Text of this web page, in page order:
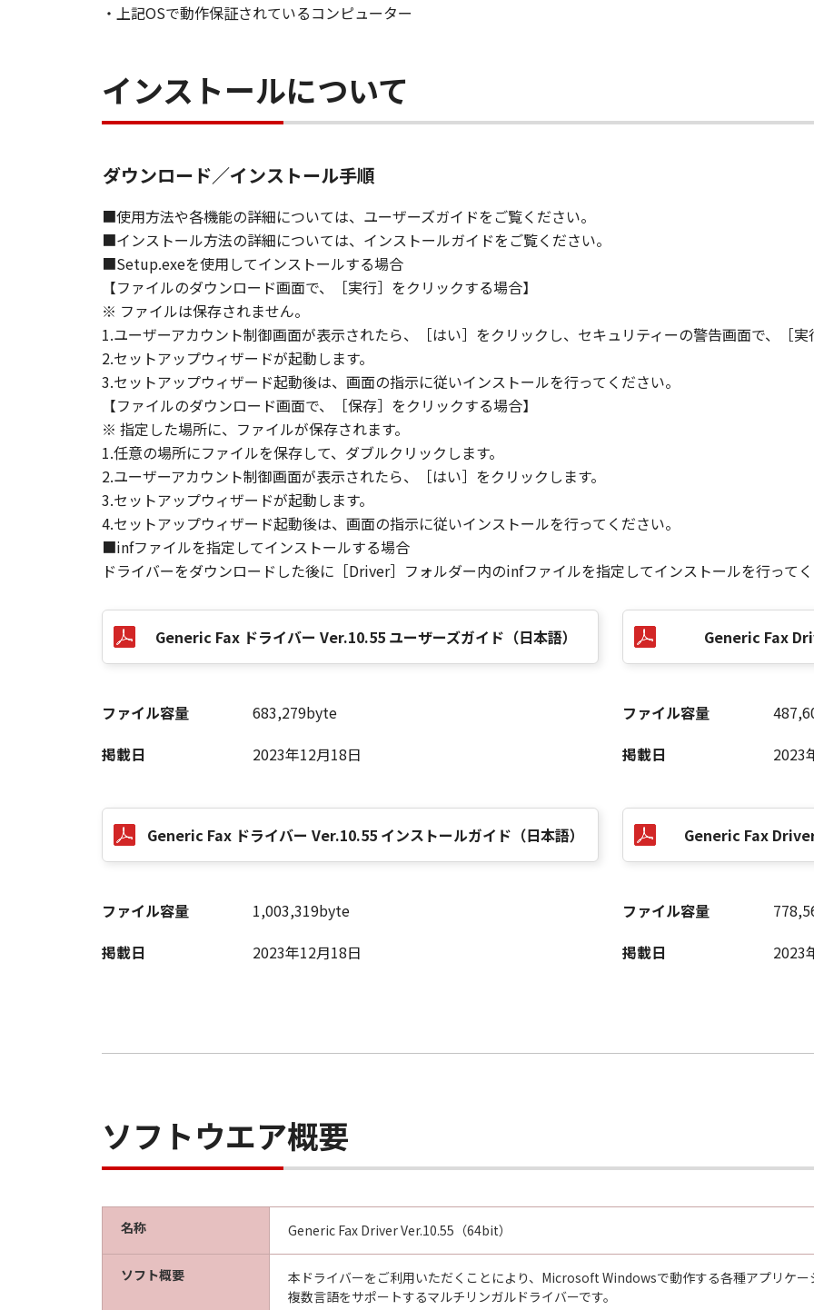
８．契約期間
(2) お客様は、「本ソフトウェア」およびその複製物のすべてを廃棄および消去することにより、本
す。
(3) お客様が本契約書のいずれかの条項に違反した場合、本契約書は直ちに終了します。
るものとします。
(5) 上記にかかわらず、本契約書第2条、第4条から第7条まで、第8条第4項および第10条の規定は、
す。
９．U.S. GOVERNMENT RESTRICTED RIGHTS NOTICE
“米国政府エンドユーザー”とは、米国政府の機関また団体を意味します。もしお客様が米国政府エ
が適用されます：The SOFTWARE is a "commercial item," as that term is defined at 48 C.F.R.
"commercial computer software" and "commercial computer software documentation," as such
(Sept 1995). Consistent with 48 C.F.R. 12.212 and 48 C.F.R. 227.7202-1 through 227.7202-4
Users shall acquire the SOFTWARE with only those rights set forth herein. The manufacturer is
chome, Ohta-ku, Tokyo 146-8501, Japan.
本条項中で使用される"the SOFTWARE"とは、本契約書中で定義される「本ソフトウェア」を意味
10．分離可能性
本契約書のいずれかの条項またはその一部が法律により無効であると決定された場合でも、その他
します。
以 上
No. I010G020484
・上記OSで動作保証されているコンピューター
インストールについて
ダウンロード／インストール手順
■使用方法や各機能の詳細については、ユーザーズガイドをご覧ください。
■インストール方法の詳細については、インストールガイドをご覧ください。
■Setup.exeを使用してインストールする場合
【ファイルのダウンロード画面で、［実行］をクリックする場合】
※ ファイルは保存されません。
1.ユーザーアカウント制御画面が表示されたら、［はい］をクリックし、セキュリティーの警告画面で、［実
2.セットアップウィザードが起動します。
3.セットアップウィザード起動後は、画面の指示に従いインストールを行ってください。
【ファイルのダウンロード画面で、［保存］をクリックする場合】
※ 指定した場所に、ファイルが保存されます。
1.任意の場所にファイルを保存して、ダブルクリックします。
2.ユーザーアカウント制御画面が表示されたら、［はい］をクリックします。
3.セットアップウィザードが起動します。
4.セットアップウィザード起動後は、画面の指示に従いインストールを行ってください。
■infファイルを指定してインストールする場合
ドライバーをダウンロードした後に［Driver］フォルダー内のinfファイルを指定してインストールを行ってく
Generic Fax ドライバー Ver.10.55 ユーザーズガイド（日本語）
ファイル容量
683,279byte
掲載日
2023年12月18日
Generic Fax
ファイル容量
掲載日
2023
Generic Fax ドライバー Ver.10.55 インストールガイド（日本語）
ファイル容量
1,003,319byte
掲載日
2023年12月18日
Generic Fax
ファイル容量
掲載日
2023
ソフトウエア概要
名称 Generic Fax Driver Ver.10.55（64bit）
ソフト概要
本ドライバーをご利用いただくことにより、Microsoft Windowsで動作する各種アプリケー
複数言語をサポートするマルチリンガルドライバーです。